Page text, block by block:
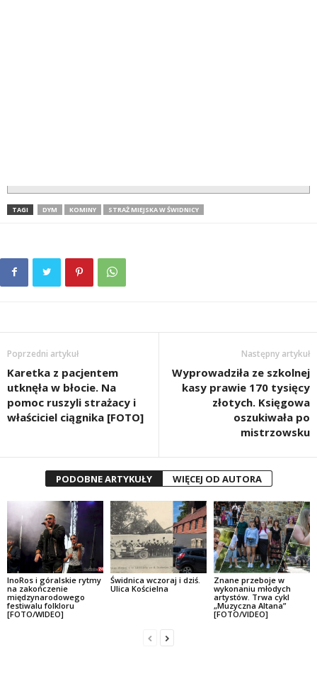
TAGI DYM KOMINY STRAŻ MIEJSKA W ŚWIDNICY
Poprzedni artykuł
Karetka z pacjentem
utknęła w błocie. Na
pomoc ruszyli strażacy i
właściciel ciągnika [FOTO]
Następny artykuł
Wyprowadziła ze szkolnej
kasy prawie 170 tysięcy
złotych. Księgowa
oszukiwała po
mistrzowsku
PODOBNE ARTYKUŁY WIĘCEJ OD AUTORA
InoRos i góralskie rytmy
na zakończenie
międzynarodowego
festiwalu folkloru
[FOTO/WIDEO]
Świdnica wczoraj i dziś.
Ulica Kościelna
Znane przeboje w
wykonaniu młodych
artystów. Trwa cykl
„Muzyczna Altana”
[FOTO/VIDEO]